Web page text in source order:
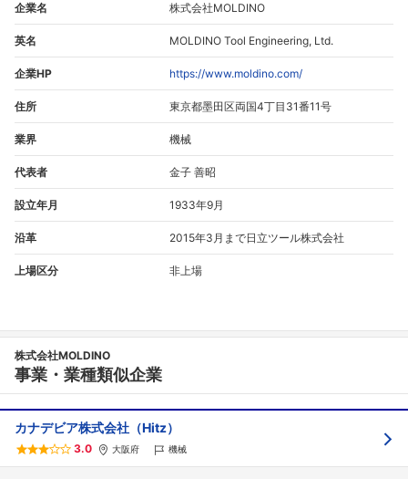
企業名 株式会社MOLDINO
英名 MOLDINO Tool Engineering, Ltd.
企業HP https://www.moldino.com/
住所 東京都墨田区両国4丁目31番11号
業界 機械
代表者 金子 善昭
設立年月 1933年9月
沿革 2015年3月まで日立ツール株式会社
上場区分 非上場
株式会社MOLDINO
事業・業種類似企業
カナデビア株式会社（Hitz）
3.0 大阪府 機械